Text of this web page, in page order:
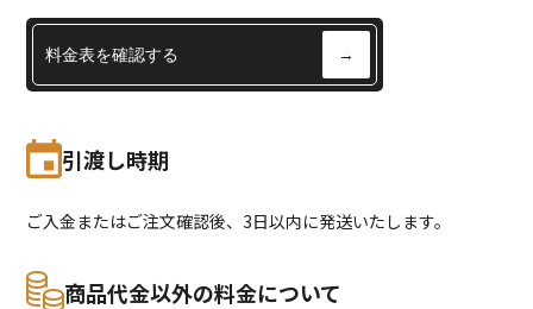
料金表を確認する →
引渡し時期
ご入金またはご注文確認後、3日以内に発送いたします。
商品代金以外の料金について